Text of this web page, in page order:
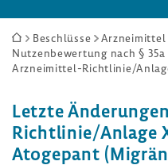
Sie
sind
Beschlüsse
Arzneimittel
Nutzenbewertung nach § 35a
Letzte
Richtlinie/Anlage
Atoge­pant